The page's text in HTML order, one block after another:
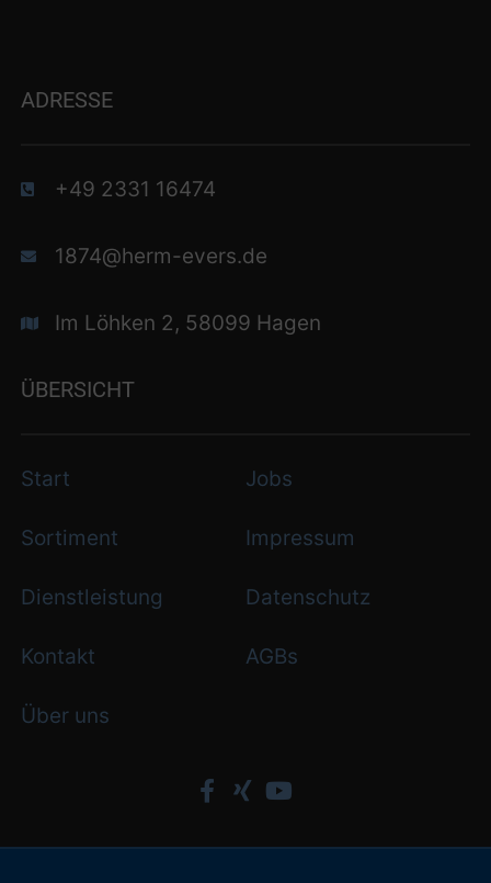
ADRESSE
+49 2331 16474
1874@herm-evers.de
Im Löhken 2, 58099 Hagen
ÜBERSICHT
Start
Sortiment
Dienstleistung
Kontakt
Über uns
Jobs
Impressum
Datenschutz
AGBs